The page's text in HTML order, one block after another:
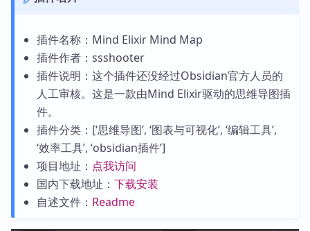
插件名称：Mind Elixir Mind Map
插件作者：ssshooter
插件说明：这个插件还没经过Obsidian官方人员的
人工审核。这是一款由Mind Elixir驱动的思维导图插
件。
插件分类：[‘思维导图’, ‘图表与可视化’, ‘编辑工具’,
‘效率工具’, ‘obsidian插件’]
项目地址： 点我访问
国内下载地址： 下载安装
自述文件： Readme